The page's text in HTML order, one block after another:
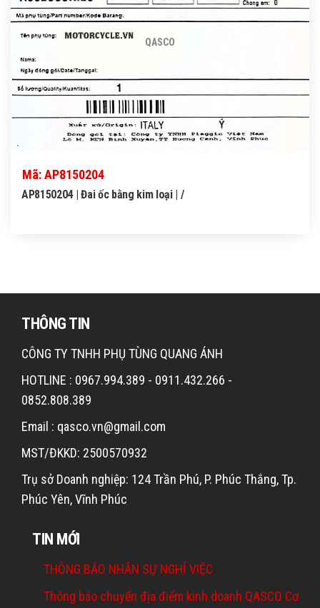
QASCO
Mã: AP8150204
AP8150204 | Đai ốc bằng kim loại | /
THÔNG TIN
CÔNG TY TNHH PHỤ TÙNG QUANG ÁNH
HOTLINE : 0967.994.389 - 0911.432.266 -
0852.808.389
Email : qasco.vn@gmail.com
MST/ĐKKD: 2500570932
Trụ sở Doanh nghiệp: 124 Trần Phú, P. Phúc Thắng, Tp.
Phúc Yên, Vĩnh Phúc
TIN MỚI
THÔNG BÁO NHÂN SỰ NGHỈ VIỆC
Thông báo chuyển địa điểm kinh doanh QASCO Cơ